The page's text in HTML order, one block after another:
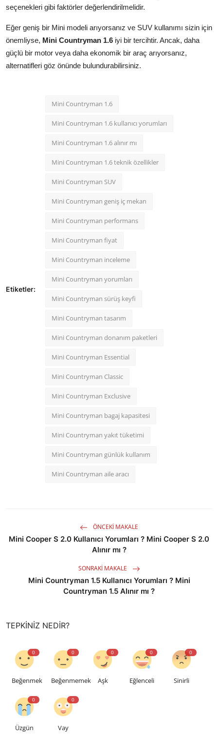
seçenekleri gibi faktörler değerlendirilmelidir.
Eğer geniş bir Mini modeli arıyorsanız ve SUV kullanımı sizin için
önemliyse, Mini Countryman 1.6 iyi bir tercihtir. Ancak, daha
güçlü bir motor veya daha ekonomik bir araç arıyorsanız,
alternatifleri göz önünde bulundurabilirsiniz.
Etiketler:
Mini Countryman 1.6
Mini Countryman 1.6 kullanıcı yorumları
Mini Countryman 1.6 alınır mı
Mini Countryman 1.6 teknik özellikler
Mini Countryman SUV
Mini Countryman geniş iç mekan
Mini Countryman performans
Mini Countryman fiyat
Mini Countryman inceleme
Mini Countryman yorumları
Mini Countryman sürüş keyfi
Mini Countryman tasarım
Mini Countryman donanım paketleri
Mini Countryman Essential
Mini Countryman Classic
Mini Countryman Exclusive
Mini Countryman bagaj kapasitesi
Mini Countryman yakıt tüketimi
Mini Countryman günlük kullanım
Mini Countryman aile aracı
ÖNCEKI MAKALE
Mini Cooper S 2.0 Kullanıcı Yorumları ? Mini Cooper S 2.0
Alınır mı ?
SONRAKI MAKALE
Mini Countryman 1.5 Kullanıcı Yorumları ? Mini
Countryman 1.5 Alınır mı ?
TEPKINIZ NEDIR?
0
Beğenmek
0
Beğenmemek
0
Aşk
0
Eğlenceli
0
Sinirli
0
Üzgün
0
Vay